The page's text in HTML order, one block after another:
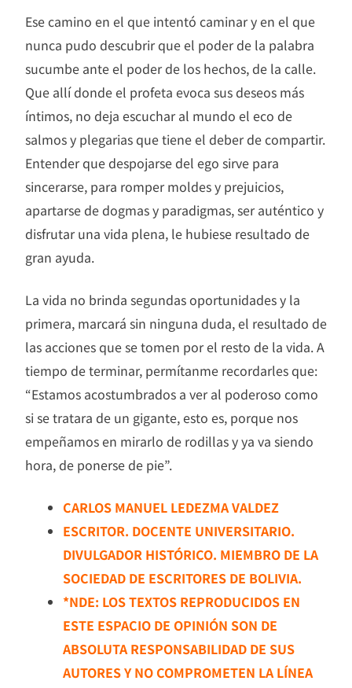
Ese camino en el que intentó caminar y en el que
nunca pudo descubrir que el poder de la palabra
sucumbe ante el poder de los hechos, de la calle.
Que allí donde el profeta evoca sus deseos más
íntimos, no deja escuchar al mundo el eco de
salmos y plegarias que tiene el deber de compartir.
Entender que despojarse del ego sirve para
sincerarse, para romper moldes y prejuicios,
apartarse de dogmas y paradigmas, ser auténtico y
disfrutar una vida plena, le hubiese resultado de
gran ayuda.
La vida no brinda segundas oportunidades y la
primera, marcará sin ninguna duda, el resultado de
las acciones que se tomen por el resto de la vida. A
tiempo de terminar, permítanme recordarles que:
“Estamos acostumbrados a ver al poderoso como
si se tratara de un gigante, esto es, porque nos
empeñamos en mirarlo de rodillas y ya va siendo
hora, de ponerse de pie”.
CARLOS MANUEL LEDEZMA VALDEZ
ESCRITOR. DOCENTE UNIVERSITARIO.
DIVULGADOR HISTÓRICO. MIEMBRO DE LA
SOCIEDAD DE ESCRITORES DE BOLIVIA.
*NDE: LOS TEXTOS REPRODUCIDOS EN
ESTE ESPACIO DE OPINIÓN SON DE
ABSOLUTA RESPONSABILIDAD DE SUS
AUTORES Y NO COMPROMETEN LA LÍNEA